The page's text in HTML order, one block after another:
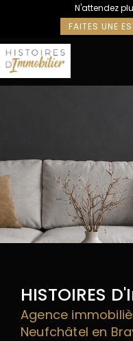
N'attendez
FAITES UNE
HISTOIRES
Agence
Neufchâtel en